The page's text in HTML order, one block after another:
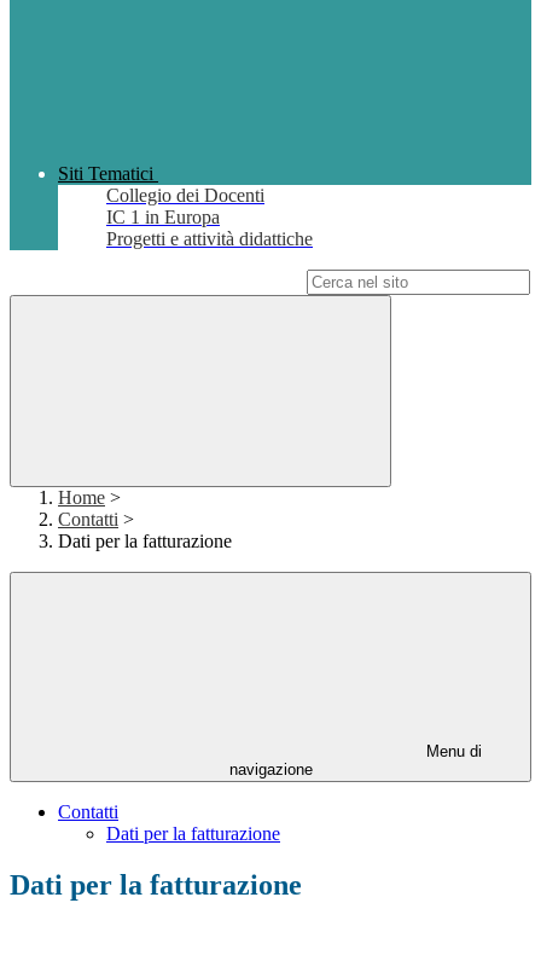
Siti Tematici
Collegio dei Docenti
IC 1 in Europa
Progetti e attività didattiche
Home >
Contatti >
Dati per la fatturazione
Menu di
navigazione
Contatti
Dati per la fatturazione
Dati per la fatturazione